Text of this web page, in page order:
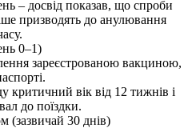
– досвід показав, що спроби
призводять до анулювання
0–1)
зареєстрованою вакциною,
критичний вік від 12 тижнів і
до поїздки.
(зазвичай 30 днів)